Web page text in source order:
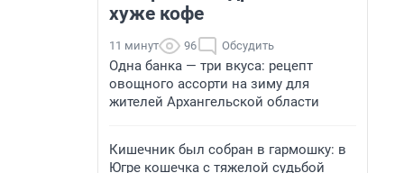
хуже кофе
11 минут 96 Обсудить
Одна банка — три вкуса: рецепт
овощного ассорти на зиму для
жителей Архангельской области
Кишечник был собран в гармошку: в
Югре кошечка с тяжелой судьбой